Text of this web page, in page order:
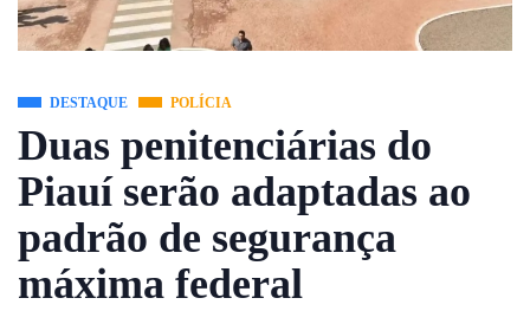
DESTAQUE POLÍCIA
Duas penitenciárias do
Piauí serão adaptadas ao
padrão de segurança
máxima federal